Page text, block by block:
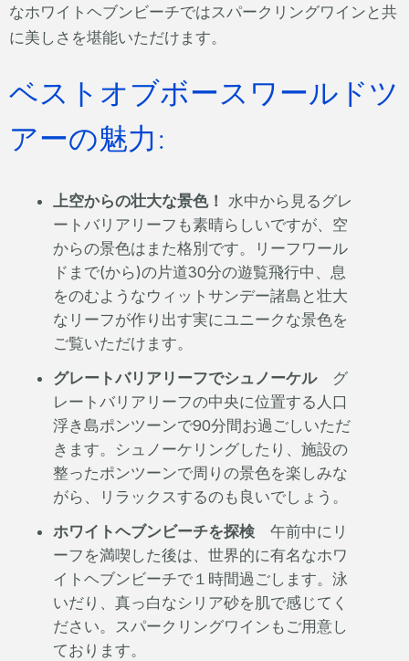
なホワイトヘブンビーチではスパークリングワインと共
に美しさを堪能いただけます。
ベストオブボースワールドツ
アーの魅力:
上空からの壮大な景色！ 水中から見るグレ
ートバリアリーフも素晴らしいですが、空
からの景色はまた格別です。リーフワール
ドまで(から)の片道30分の遊覧飛行中、息
をのむようなウィットサンデー諸島と壮大
なリーフが作り出す実にユニークな景色を
ご覧いただけます。
グレートバリアリーフでシュノーケル
グ
レートバリアリーフの中央に位置する人口
浮き島ポンツーンで90分間お過ごしいただ
きます。シュノーケリングしたり、施設の
整ったポンツーンで周りの景色を楽しみな
がら、リラックスするのも良いでしょう。
ホワイトヘブンビーチを探検 午前中にリ
ーフを満喫した後は、世界的に有名なホワ
イトヘブンビーチで１時間過ごします。泳
いだり、真っ白なシリア砂を肌で感じてく
ださい。スパークリングワインもご用意し
ております。